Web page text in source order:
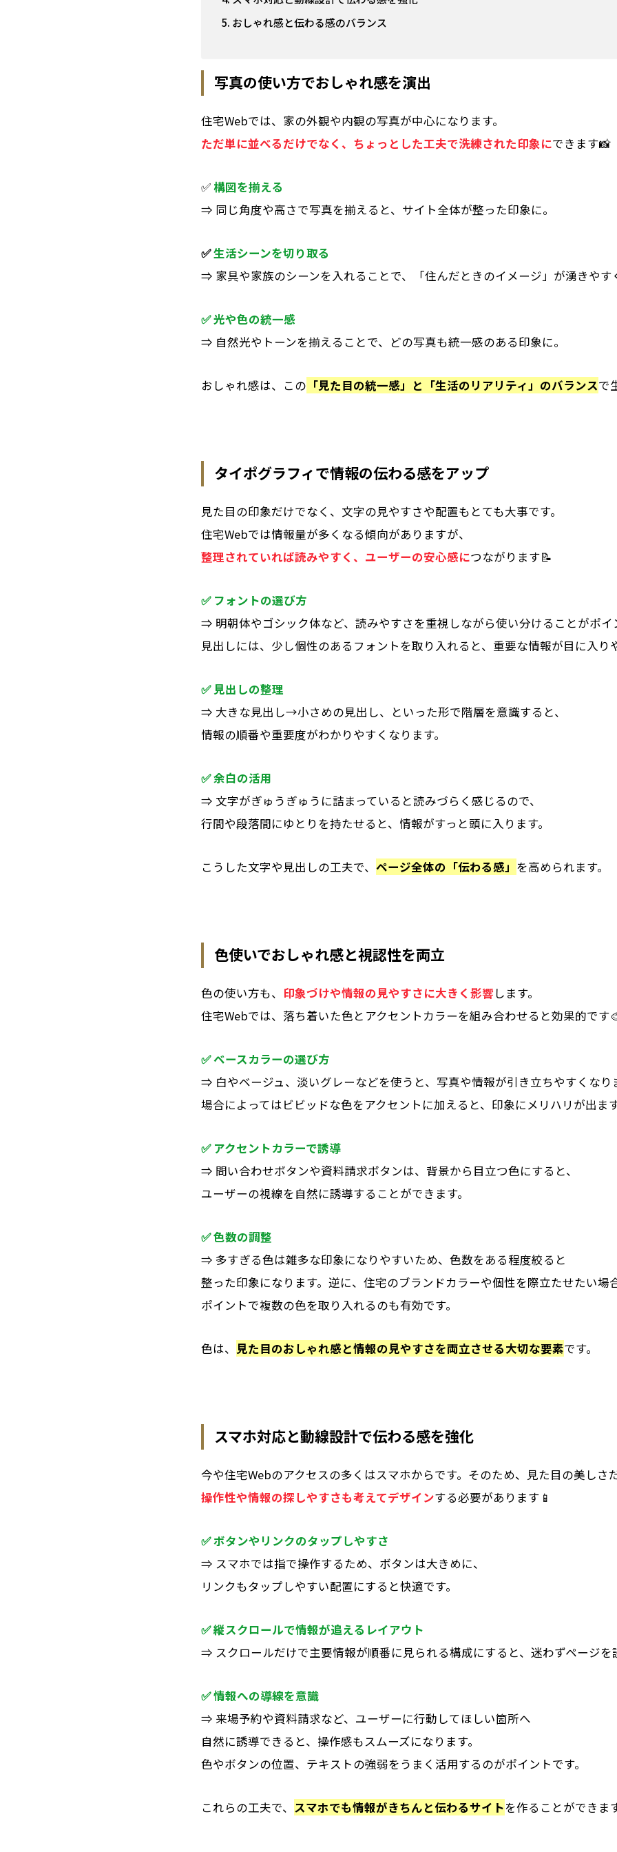
おしゃれ感と伝わる感のバランス
写真の使い方でおしゃれ感を演出
住宅Webでは、 家の外観や内観の写真が中心になります。
ただ単に並べるだけでなく、ちょっとした工夫で洗練された印象にできます📸
✅構図を揃える
⇒ 同じ角度や高さで写真を揃えると、サイト全体が整った印象に。
✅生活シーンを切り取る
⇒ 家具や家族のシーンを入れることで、「住んだときのイメージ」が湧きやす
✅光や色の統一感
⇒ 自然光やトーンを揃えることで、どの写真も統一感のある印象に。
おしゃれ感は、この 「見た目の統一感」と「生活のリアリティ」のバランスで
タイポグラフィで情報の伝わる感をアップ
見た目の印象だけでなく、文字の見やすさや配置もとても大事です。
住宅Webでは情報量が多くなる傾向がありますが、
整理されていれば読みやすく、ユーザーの安心感につながります📝
✅ フォントの選び方
⇒ 明朝体やゴシック体など、読みやすさを重視しながら使い分けることがポイ
見出しには、少し個性のあるフォントを取り入れると、重要な情報が目に入り
✅ 見出しの整理
⇒ 大きな見出し→小さめの見出し、といった形で階層を意識すると、
情報の順番や重要度がわかりやすくなります。
✅ 余白の活用
⇒ 文字がぎゅうぎゅうに詰まっていると読みづらく感じるので、
行間や段落間にゆとりを持たせると、情報がすっと頭に入ります。
こうした文字や見出しの工夫で、 ページ全体の「伝わる感」 を高められます。
色使いでおしゃれ感と視認性を両立
色の使い方も、 印象づけや情報の見やすさに大きく影響 します。
住宅Webでは、 落ち着いた色とアクセントカラーを組み合わせると効果的です
✅ベースカラーの選び方
⇒ 白やベージュ、淡いグレーなどを使うと、写真や情報が引き立ちやすくなり
場合によってはビビッドな色をアクセントに加えると、印象にメリハリが出ます
✅ アクセントカラーで誘導
⇒ 問い合わせボタンや資料請求ボタンは、背景から目立つ色にすると、
ユーザーの視線を自然に誘導することができます。
✅色数の調整
⇒ 多すぎる色は雑多な印象になりやすいため、色数をある程度絞ると
整った印象になります。逆に、住宅のブランドカラーや個性を際立たせたい場合
ポイントで複数の色を取り入れるのも有効です。
色は、 見た目のおしゃれ感と情報の見やすさを両立させる大切な要素です。
スマホ対応と動線設計で伝わる感を強化
今や住宅Webのアクセスの多くはスマホからです。そのため、見た目の美しさ
操作性や情報の探しやすさも考えてデザインする必要があります📱
✅ボタンやリンクのタップしやすさ
⇒ スマホでは指で操作するため、ボタンは大きめに、
リンクもタップしやすい配置にすると快適です。
✅縦スクロールで情報が追えるレイアウト
⇒ スクロールだけで主要情報が順番に見られる構成にすると、迷わずページを
✅情報への導線を意識
⇒ 来場予約や資料請求など、ユーザーに行動してほしい箇所へ
自然に誘導できると、操作感もスムーズになります。
色やボタンの位置、テキストの強弱をうまく活用するのがポイントです。
これらの工夫で、 スマホでも情報がきちんと伝わるサイトを作ることができます